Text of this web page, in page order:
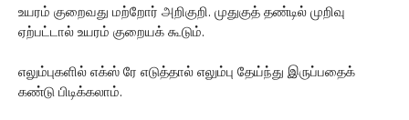
உயரம் குறைவது மற்றோர் அறிகுறி. முதுகுத் தண்டில் முறிவு
ஏற்பட்டால் உயரம் குறையக் கூடும்.
எலும்புகளில் எக்ஸ் ரே எடுத்தால் எலும்பு தேய்ந்து இருப்பதைக்
கண்டு பிடிக்கலாம்.